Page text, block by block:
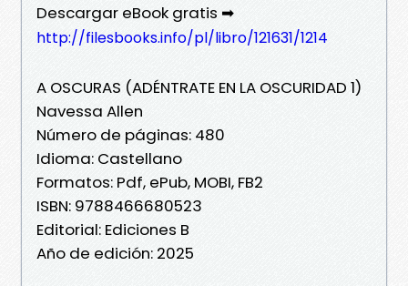
Descargar eBook gratis ➡
http://filesbooks.info/pl/libro/121631/1214
A OSCURAS (ADÉNTRATE EN LA OSCURIDAD 1)
Navessa Allen
Número de páginas: 480
Idioma: Castellano
Formatos: Pdf, ePub, MOBI, FB2
ISBN: 9788466680523
Editorial: Ediciones B
Año de edición: 2025